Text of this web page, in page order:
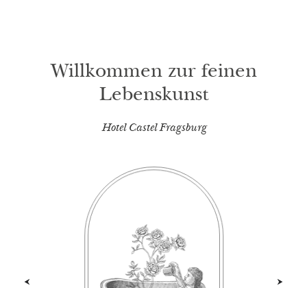
Willkommen zur feinen
Lebenskunst
Hotel Castel Fragsburg